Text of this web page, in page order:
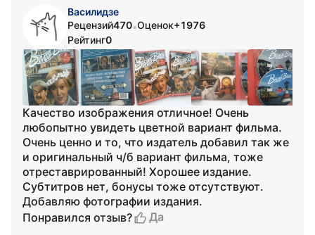
Василидзе
Рецензий470•Оценок+1976
Рейтинг0
Качество изображения отличное! Очень
любопытно увидеть цветной вариант фильма.
Очень ценно и то, что издатель добавил так же
и оригинальный ч/б вариант фильма, тоже
отреставрированный! Хорошее издание.
Субтитров нет, бонусы тоже отсутствуют.
Добавляю фотографии издания.
Понравился отзыв?
Да